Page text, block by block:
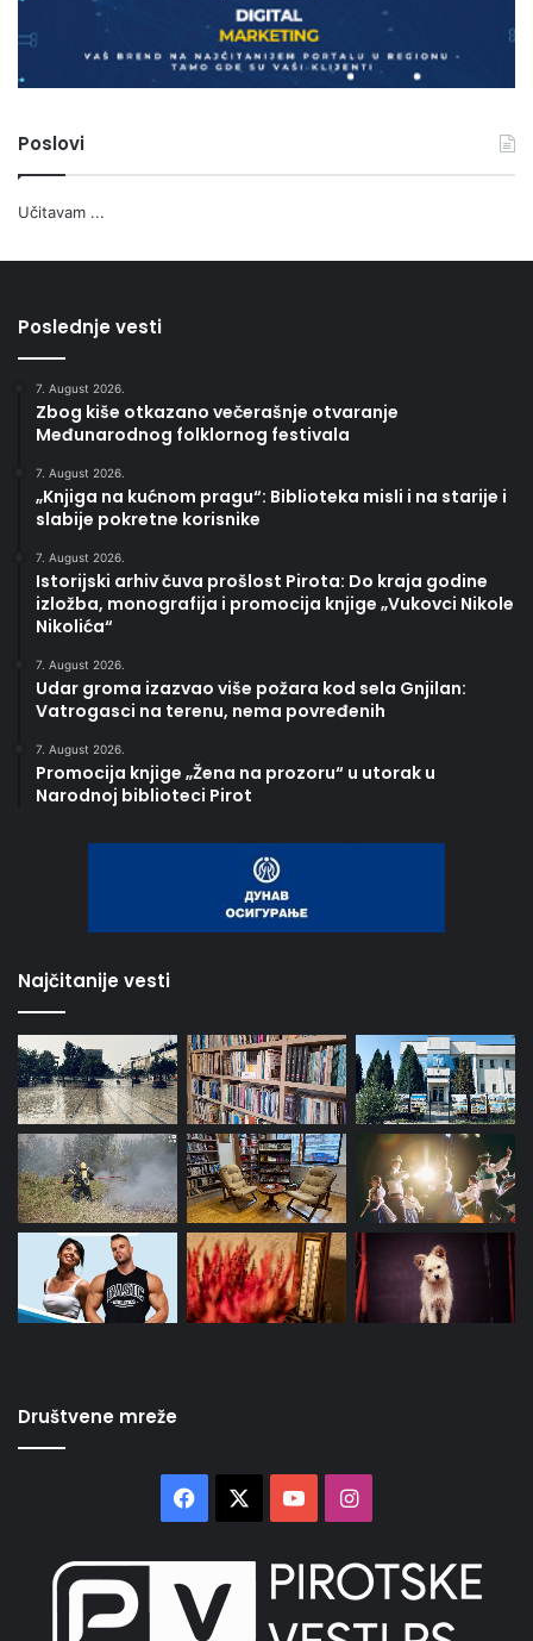
Poslovi
Učitavam ...
Poslednje vesti
7. August 2026.
Zbog kiše otkazano večerašnje otvaranje
Međunarodnog folklornog festivala
7. August 2026.
„Knjiga na kućnom pragu“: Biblioteka misli i na starije i
slabije pokretne korisnike
7. August 2026.
Istorijski arhiv čuva prošlost Pirota: Do kraja godine
izložba, monografija i promocija knjige „Vukovci Nikole
Nikolića“
7. August 2026.
Udar groma izazvao više požara kod sela Gnjilan:
Vatrogasci na terenu, nema povređenih
7. August 2026.
Promocija knjige „Žena na prozoru“ u utorak u
Narodnoj biblioteci Pirot
Najčitanije vesti
Društvene mreže
Facebook YouTubeInstagram